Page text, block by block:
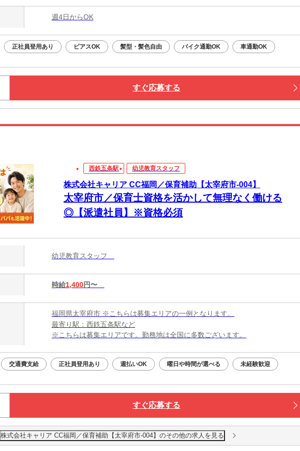
週4日からOK
正社員登用あり ピアスOK 髪型・髪色自由 バイク通勤OK 車通勤OK
すぐ応募する
西鉄五条駅 幼児教育スタッフ
株式会社キャリア CC福岡／保育補助【太宰府市-004】
太宰府市／保育士資格を活かして無理なく働ける
◎【派遣社員】※資格必須
幼児教育スタッフ
時給1,400円〜
福岡県太宰府市 ※こちらは募集エリアの一例となります。
最寄り駅：西鉄五条駅など
※こちらは募集エリアです。勤務地は全国に多数ございます。
交通費支給 正社員登用あり 週払いOK 曜日や時間が選べる 未経験歓迎
すぐ応募する
株式会社キャリア CC福岡／保育補助【太宰府市-004】のその他の求人を見る